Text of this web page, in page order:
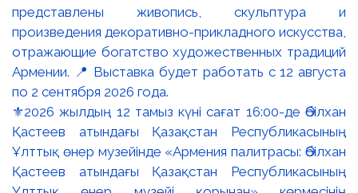
⚜️2026 жылдың 12 тамыз күні сағат 16:00-де Әбілхан
Қастеев атындағы Қазақстан Республикасының
Ұлттық өнер музейінде «Армения палитрасы: Әбілхан
Қастеев атындағы Қазақстан Республикасының